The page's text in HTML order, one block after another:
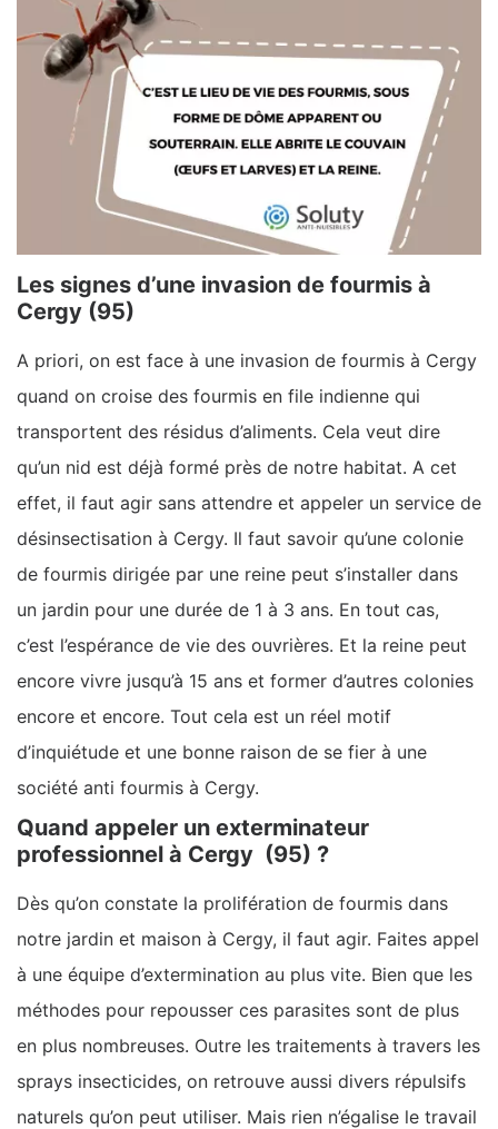
Les signes d’une invasion de fourmis à
Cergy (95)
A priori, on est face à une invasion de fourmis à Cergy
quand on croise des fourmis en file indienne qui
transportent des résidus d’aliments. Cela veut dire
qu’un nid est déjà formé près de notre habitat. A cet
effet, il faut agir sans attendre et appeler un service de
désinsectisation à Cergy. Il faut savoir qu’une colonie
de fourmis dirigée par une reine peut s’installer dans
un jardin pour une durée de 1 à 3 ans. En tout cas,
c’est l’espérance de vie des ouvrières. Et la reine peut
encore vivre jusqu’à 15 ans et former d’autres colonies
encore et encore. Tout cela est un réel motif
d’inquiétude et une bonne raison de se fier à une
société anti fourmis à Cergy.
Quand appeler un exterminateur
professionnel à Cergy (95) ?
Dès qu’on constate la prolifération de fourmis dans
notre jardin et maison à Cergy, il faut agir. Faites appel
à une équipe d’extermination au plus vite. Bien que les
méthodes pour repousser ces parasites sont de plus
en plus nombreuses. Outre les traitements à travers les
sprays insecticides, on retrouve aussi divers répulsifs
naturels qu’on peut utiliser. Mais rien n’égalise le travail